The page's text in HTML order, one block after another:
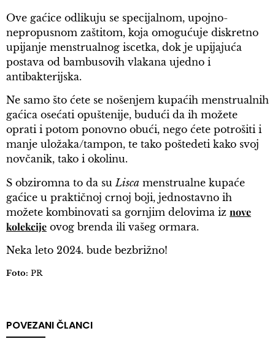
Ove gaćice odlikuju se specijalnom, upojno-
nepropusnom zaštitom, koja omogućuje diskretno
upijanje menstrualnog iscetka, dok je upijajuća
postava od bambusovih vlakana ujedno i
antibakterijska.
Ne samo što ćete se nošenjem kupaćih menstrualnih
gaćica osećati opuštenije, budući da ih možete
oprati i potom ponovno obući, nego ćete potrošiti i
manje uložaka/tampon, te tako poštedeti kako svoj
novčanik, tako i okolinu.
S obziromna to da su Lisca menstrualne kupaće
gaćice u praktičnoj crnoj boji, jednostavno ih
možete kombinovati sa gornjim delovima iz nove
kolekcije ovog brenda ili vašeg ormara.
Neka leto 2024. bude bezbrižno!
Foto: PR
POVEZANI ČLANCI